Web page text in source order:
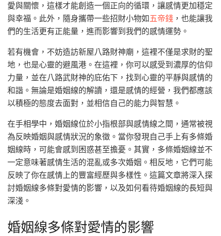
愛與關懷，這樣才能創造一個正向的循環，讓感情更加穩定
與幸福。此外，隨身攜帶一些招財小物如五帝錢 ，也能讓我
們的生活更有正能量，進而影響到我們的感情運勢。
若有機會，不妨造訪新屋八路財神廟，這裡不僅是求財的聖
地，也是心靈的避風港。在這裡，你可以感受到濃厚的信仰
力量，並在八路武財神的庇佑下，找到心靈的平靜與感情的
和諧。無論是婚姻線的解讀，還是感情的經營，我們都應該
以積極的態度去面對，並相信自己的能力與智慧。
在手相學中，婚姻線位於小指根部與感情線之間，通常被視
為反映婚姻與感情狀況的象徵。當你發現自己手上有多條婚
姻線時，可能會感到困惑甚至擔憂。其實，多條婚姻線並不
一定意味著感情生活的混亂或多次婚姻。相反地，它們可能
反映了你在感情上的豐富經歷與多樣性。這篇文章將深入探
討婚姻線多條對愛情的影響，以及如何看待婚姻線的長短與
深淺。
婚姻線多條對愛情的影響